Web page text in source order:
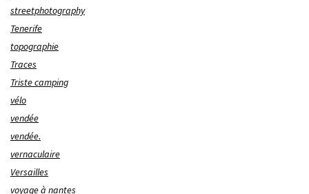
streetphotography
Tenerife
topographie
Traces
Triste camping
vélo
vendée
vendée.
vernaculaire
Versailles
voyage à nantes